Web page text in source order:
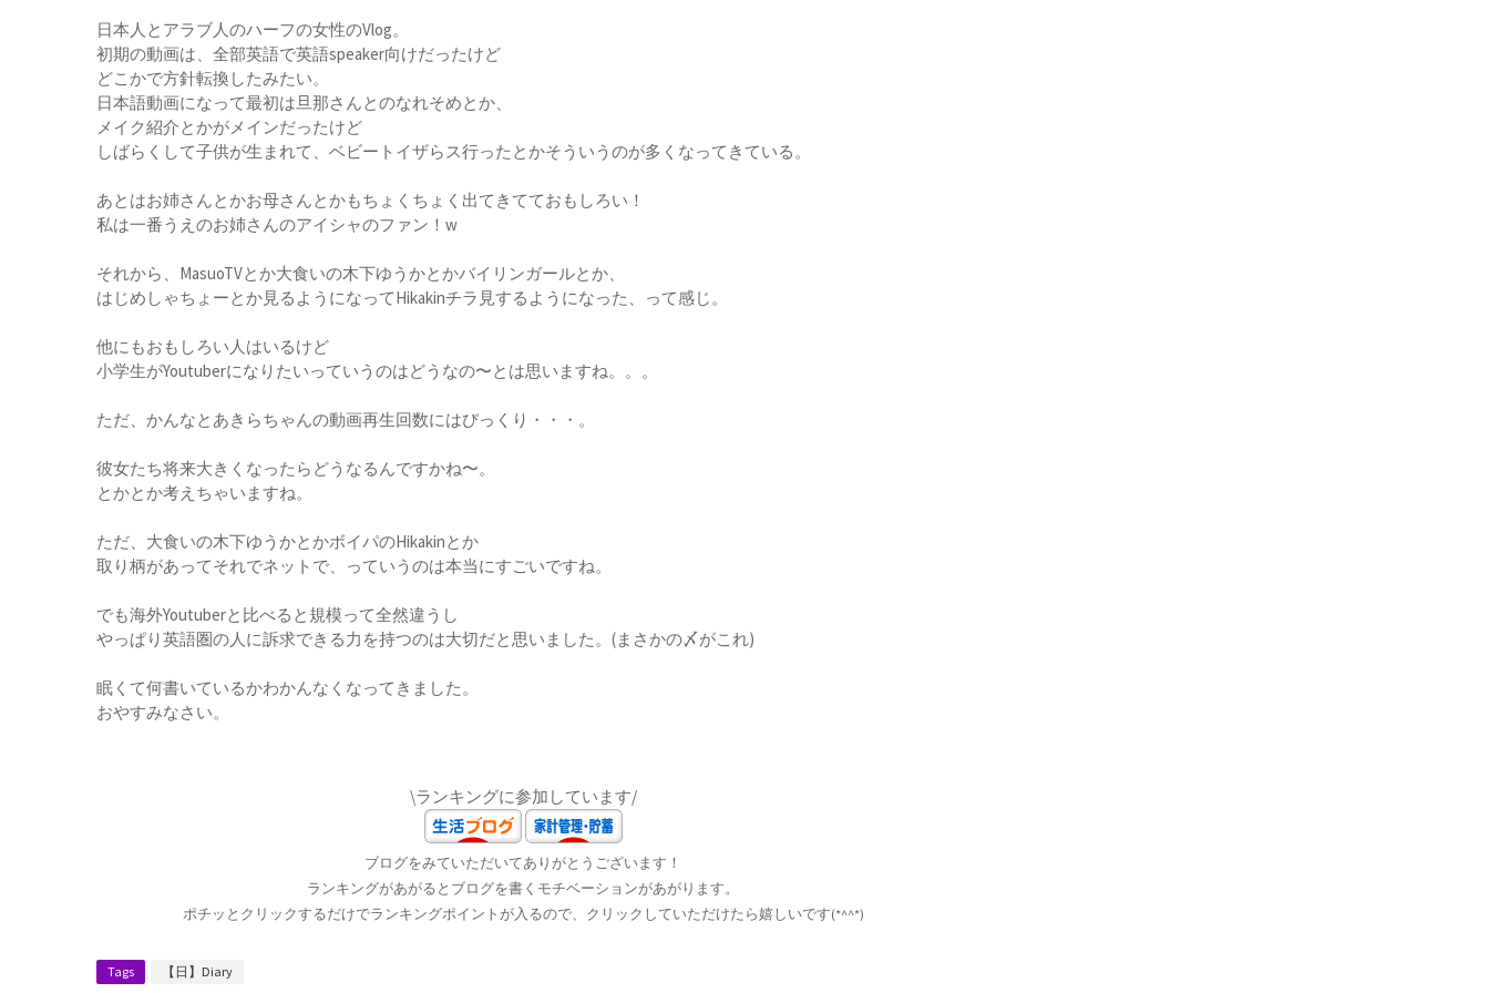
日本人とアラブ人のハーフの女性のVlog。
初期の動画は、全部英語で英語speaker向けだったけど
どこかで方針転換したみたい。
日本語動画になって最初は旦那さんとのなれそめとか、
メイク紹介とかがメインだったけど
しばらくして子供が生まれて、ベビートイザらス行ったとかそういうのが多くなってきている。
あとはお姉さんとかお母さんとかもちょくちょく出てきてておもしろい！
私は一番うえのお姉さんのアイシャのファン！w
それから、MasuoTVとか大食いの木下ゆうかとかバイリンガールとか、
はじめしゃちょーとか見るようになってHikakinチラ見するようになった、って感じ。
他にもおもしろい人はいるけど
小学生がYoutuberになりたいっていうのはどうなの〜とは思いますね。。。
ただ、かんなとあきらちゃんの動画再生回数にはびっくり・・・。
彼女たち将来大きくなったらどうなるんですかね〜。
とかとか考えちゃいますね。
ただ、大食いの木下ゆうかとかボイパのHikakinとか
取り柄があってそれでネットで、っていうのは本当にすごいですね。
でも海外Youtuberと比べると規模って全然違うし
やっぱり英語圏の人に訴求できる力を持つのは大切だと思いました。(まさかの〆がこれ)
眠くて何書いているかわかんなくなってきました。
おやすみなさい。
\ランキングに参加しています/
ブログをみていただいてありがとうございます！
ランキングがあがるとブログを書くモチベーションがあがります。
ポチッとクリックするだけでランキングポイントが入るので、クリックしていただけたら嬉しいです(*^^*)
Tags 【日】Diary